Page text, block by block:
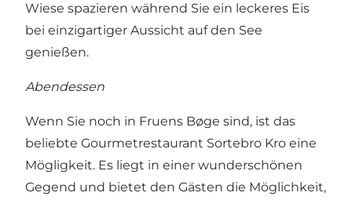
Wiese spazieren während Sie ein leckeres Eis
bei einzigartiger Aussicht auf den See
genießen.
Abendessen
Wenn Sie noch in Fruens Bøge sind, ist das
beliebte Gourmetrestaurant Sortebro Kro eine
Mögligkeit. Es liegt in einer wunderschönen
Gegend und bietet den Gästen die Möglichkeit,